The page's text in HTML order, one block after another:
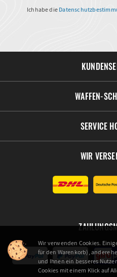
Ich habe die
WAFFEN-
SERVICE
WIR
Wir verwenden Cookies.
für den Warenkorb), andere
und Ihnen ein besseres
Cookies mit einem Klick auf